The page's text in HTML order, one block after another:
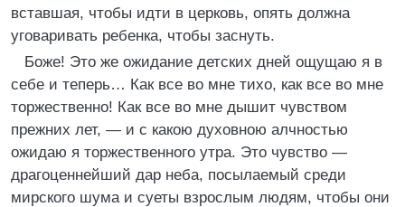
вставшая, чтобы идти в церковь, опять должна
уговаривать ребенка, чтобы заснуть.
Боже! Это же ожидание детских дней ощущаю я в
себе и теперь… Как все во мне тихо, как все во мне
торжественно! Как все во мне дышит чувством
прежних лет, — и с какою духовною алчностью
ожидаю я торжественного утра. Это чувство —
драгоценнейший дар неба, посылаемый среди
мирского шума и суеты взрослым людям, чтобы они